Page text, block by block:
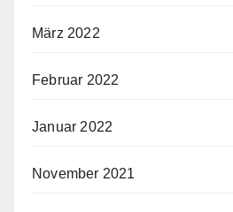
März 2022
Februar 2022
Januar 2022
November 2021